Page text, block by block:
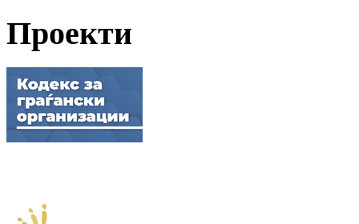
Проекти